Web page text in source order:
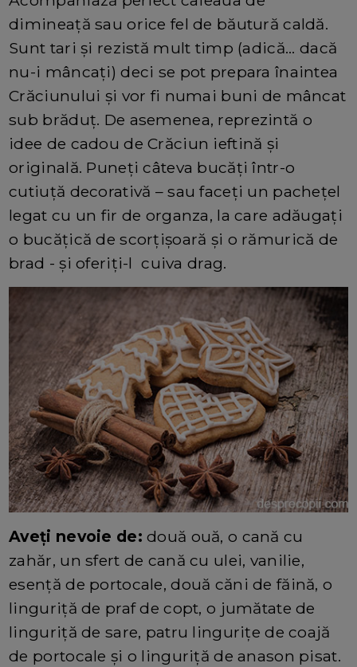
dimineață sau orice fel de băutură caldă.
Sunt tari și rezistă mult timp (adică... dacă
nu-i mâncați) deci se pot prepara înaintea
Crăciunului și vor fi numai buni de mâncat
sub brăduț. De asemenea, reprezintă o
idee de cadou de Crăciun ieftină și
originală. Puneți câteva bucăți într-o
cutiuță decorativă – sau faceți un pachețel
legat cu un fir de organza, la care adăugați
o bucățică de scorțișoară și o rămurică de
brad - și oferiți-l cuiva drag.
Aveți nevoie de:două ouă, o cană cu
zahăr, un sfert de cană cu ulei, vanilie,
esență de portocale, două căni de făină, o
linguriță de praf de copt, o jumătate de
linguriță de sare, patru lingurițe de coajă
de portocale și o linguriță de anason pisat.